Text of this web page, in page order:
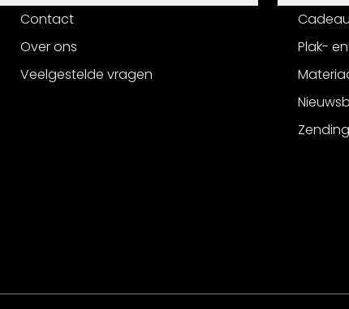
Contact
Over ons
Veelgestelde vragen
Plak-